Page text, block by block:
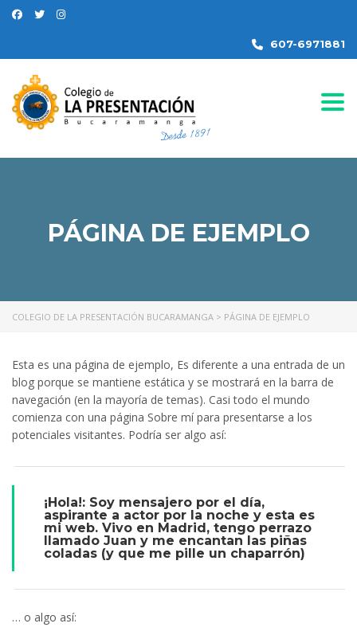
607-6971881
PÁGINA DE EJEMPLO
COLEGIO DE LA PRESENTACIÓN BUCARAMANGA > PÁGINA DE EJEMPLO
Esta es una página de ejemplo, Es diferente a una entrada de un
blog porque se mantiene estática y se mostrará en la barra de
navegación (en la mayoría de temas). Casi todo el mundo
comienza con una página Sobre mí para presentarse a los
potenciales visitantes. Podría ser algo así:
¡Hola!: Soy mensajero por el día,
aspirante a actor por la noche y esta es
mi web. Vivo en Madrid, tengo perrazo
llamado Juan y me encantan las piñas
coladas (y que me pille un chaparrón)
… o algo así: